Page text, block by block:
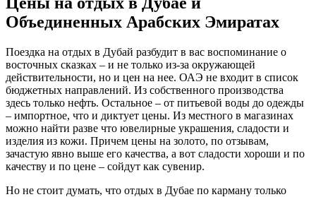
Объединенных Арабских Эмиратах
Поездка на отдых в Дубай разбудит в вас воспоминание о
восточных сказках – и не только из-за окружающей
действительности, но и цен на нее. ОАЭ не входит в список
бюджетных направлений. Из собственного производства
здесь только нефть. Остальное – от питьевой воды до одежды
– импортное, что и диктует цены. Из местного в магазинах
можно найти разве что ювелирные украшения, сладости и
изделия из кожи. Причем цены на золото, по отзывам,
зачастую явно выше его качества, а вот сладости хороши и по
качеству и по цене – сойдут как сувенир.
Но не стоит думать, что отдых в Дубае по карману только